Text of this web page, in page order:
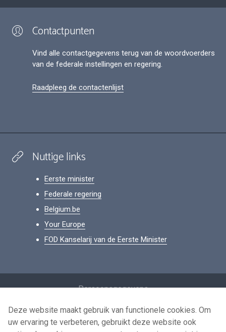
Contactpunten
Vind alle contactgegevens terug van de woordvoerders
van de federale instellingen en regering.
Raadpleeg de contactenlijst
Nuttige links
Eerste minister
Federale regering
Belgium.be
Your Europe
FOD Kanselarij van de Eerste Minister
Persoonsgegevens
Voorwaarden voor het hergebruik
Contacteer ons
Deze website maakt gebruik van functionele cookies. Om
uw ervaring te verbeteren, gebruikt deze website ook